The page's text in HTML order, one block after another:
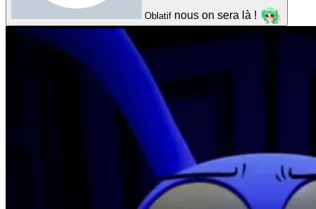
Oblatif nous on sera là !